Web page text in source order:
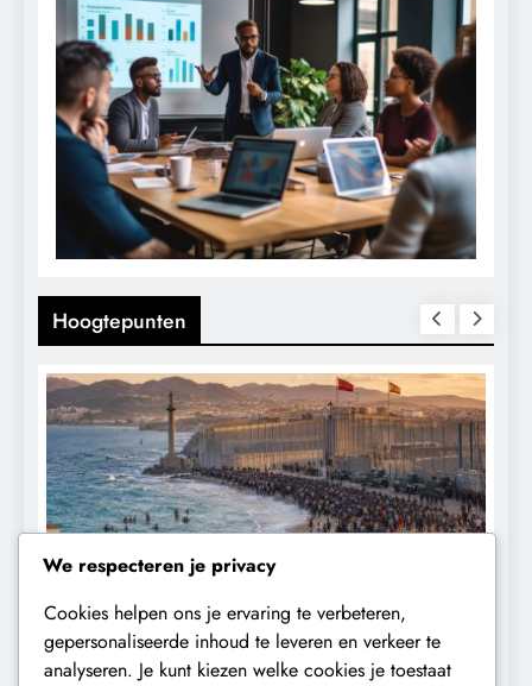
Hoogtepunten
CONTROLE GEOPOLITIEK
We respecteren je privacy
Cookies helpen ons je ervaring te verbeteren,
gepersonaliseerde inhoud te leveren en verkeer te
analyseren. Je kunt kiezen welke cookies je toestaat